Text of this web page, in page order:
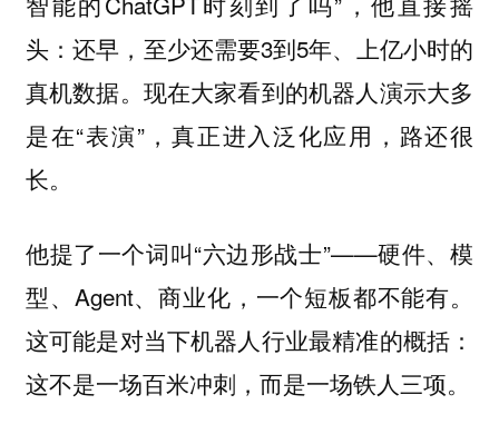
头：还早，至少还需要3到5年、上亿小时的
真机数据。现在大家看到的机器人演示大多
是在“表演”，真正进入泛化应用，路还很
长。
他提了一个词叫“六边形战士”——硬件、模
型、Agent、商业化，一个短板都不能有。
这可能是对当下机器人行业最精准的概括：
这不是一场百米冲刺，而是一场铁人三项。